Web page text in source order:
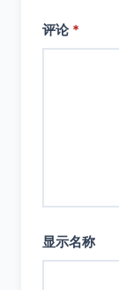
评论 *
显示名称